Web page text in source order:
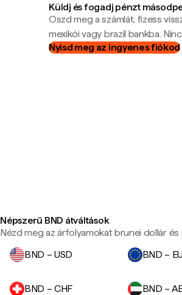
Küldj és fogadj pénzt
Oszd meg a számlát, fizess
mexikói vagy brazil bankba.
Nyisd meg az ingyenes fiókod
Népszerű BND átváltások
Nézd meg az árfolyamokat brunei dollár
BND – USD
BND –
BND – CHF BND –